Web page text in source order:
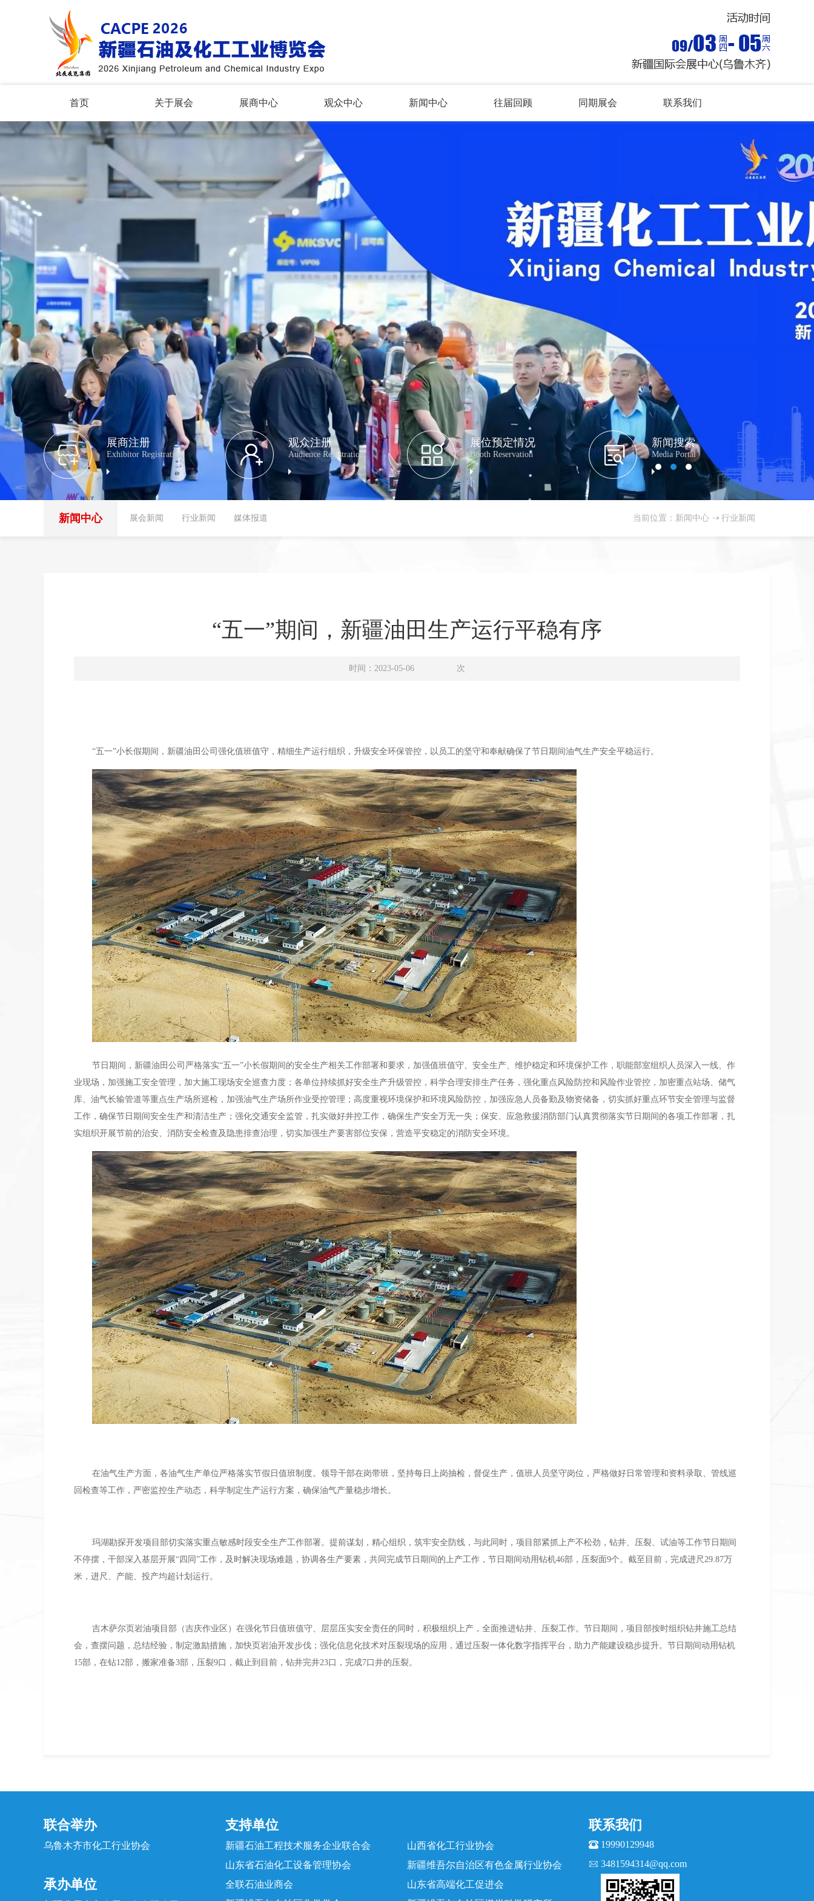
首页 关于展会 展商中心 观众中心 新闻中心 往届回顾 同期展会 联系我们
展商注册
Exhibitor Registration
观众注册
Audience Registration
展位预定情况
Booth Reservation
新闻搜索
Media Portal
新闻中心 展会新闻 行业新闻 媒体报道 当前位置：新闻中心 ⇢ 行业新闻
“五一”期间，新疆油田生产运行平稳有序
时间：2023-05-06 次
“五一”小长假期间，新疆油田公司强化值班值守，精细生产运行组织，升级安全环保管控，以员工的坚守和奉献确保了节日期间油气生产安全平稳运行。
节日期间，新疆油田公司严格落实“五一”小长假期间的安全生产相关工作部署和要求，加强值班值守、安全生产、维护稳定和环境保护工作，职能部室组织人员深入一线、作
业现场，加强施工安全管理，加大施工现场安全巡查力度；各单位持续抓好安全生产升级管控，科学合理安排生产任务，强化重点风险防控和风险作业管控，加密重点站场、储气
库、油气长输管道等重点生产场所巡检，加强油气生产场所作业受控管理；高度重视环境保护和环境风险防控，加强应急人员备勤及物资储备，切实抓好重点环节安全管理与监督
工作，确保节日期间安全生产和清洁生产；强化交通安全监管，扎实做好井控工作，确保生产安全万无一失；保安、应急救援消防部门认真贯彻落实节日期间的各项工作部署，扎
实组织开展节前的治安、消防安全检查及隐患排查治理，切实加强生产要害部位安保，营造平安稳定的消防安全环境。
在油气生产方面，各油气生产单位严格落实节假日值班制度。领导干部在岗带班，坚持每日上岗抽检，督促生产，值班人员坚守岗位，严格做好日常管理和资料录取、管线巡
回检查等工作，严密监控生产动态，科学制定生产运行方案，确保油气产量稳步增长。
玛湖勘探开发项目部切实落实重点敏感时段安全生产工作部署。提前谋划，精心组织，筑牢安全防线，与此同时，项目部紧抓上产不松劲，钻井、压裂、试油等工作节日期间
不停摆，干部深入基层开展“四同”工作，及时解决现场难题，协调各生产要素，共同完成节日期间的上产工作，节日期间动用钻机46部，压裂面9个。截至目前，完成进尺29.87万
米，进尺、产能、投产均超计划运行。
吉木萨尔页岩油项目部（吉庆作业区）在强化节日值班值守、层层压实安全责任的同时，积极组织上产，全面推进钻井、压裂工作。节日期间，项目部按时组织钻井施工总结
会，查摆问题，总结经验，制定激励措施，加快页岩油开发步伐；强化信息化技术对压裂现场的应用，通过压裂一体化数字指挥平台，助力产能建设稳步提升。节日期间动用钻机
15部，在钻12部，搬家准备3部，压裂9口，截止到目前，钻井完井23口，完成7口井的压裂。‍
联合举办
乌鲁木齐市化工行业协会
承办单位
支持单位
新疆石油工程技术服务企业联合会
山东省石油化工设备管理协会
全联石油业商会
山西省化工行业协会
新疆维吾尔自治区有色金属行业协会
山东省高端化工促进会
联系我们
19990129948
3481594314@qq.com